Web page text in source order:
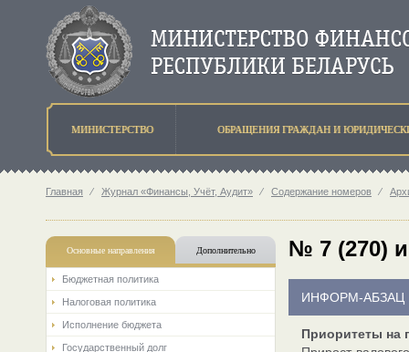
МИНИСТЕРСТВО ОБРАЩЕНИЯ ГРАЖДАН И
Главная ⁄ Журнал «Финансы, Учёт, Аудит» ⁄ Содержание номеров ⁄
Основные направления Дополнительно
Бюджетная политика
Налоговая политика
Исполнение бюджета
Государственный долг
№ 7 (270)
ИНФОРМ-АБЗАЦ
Приоритеты на